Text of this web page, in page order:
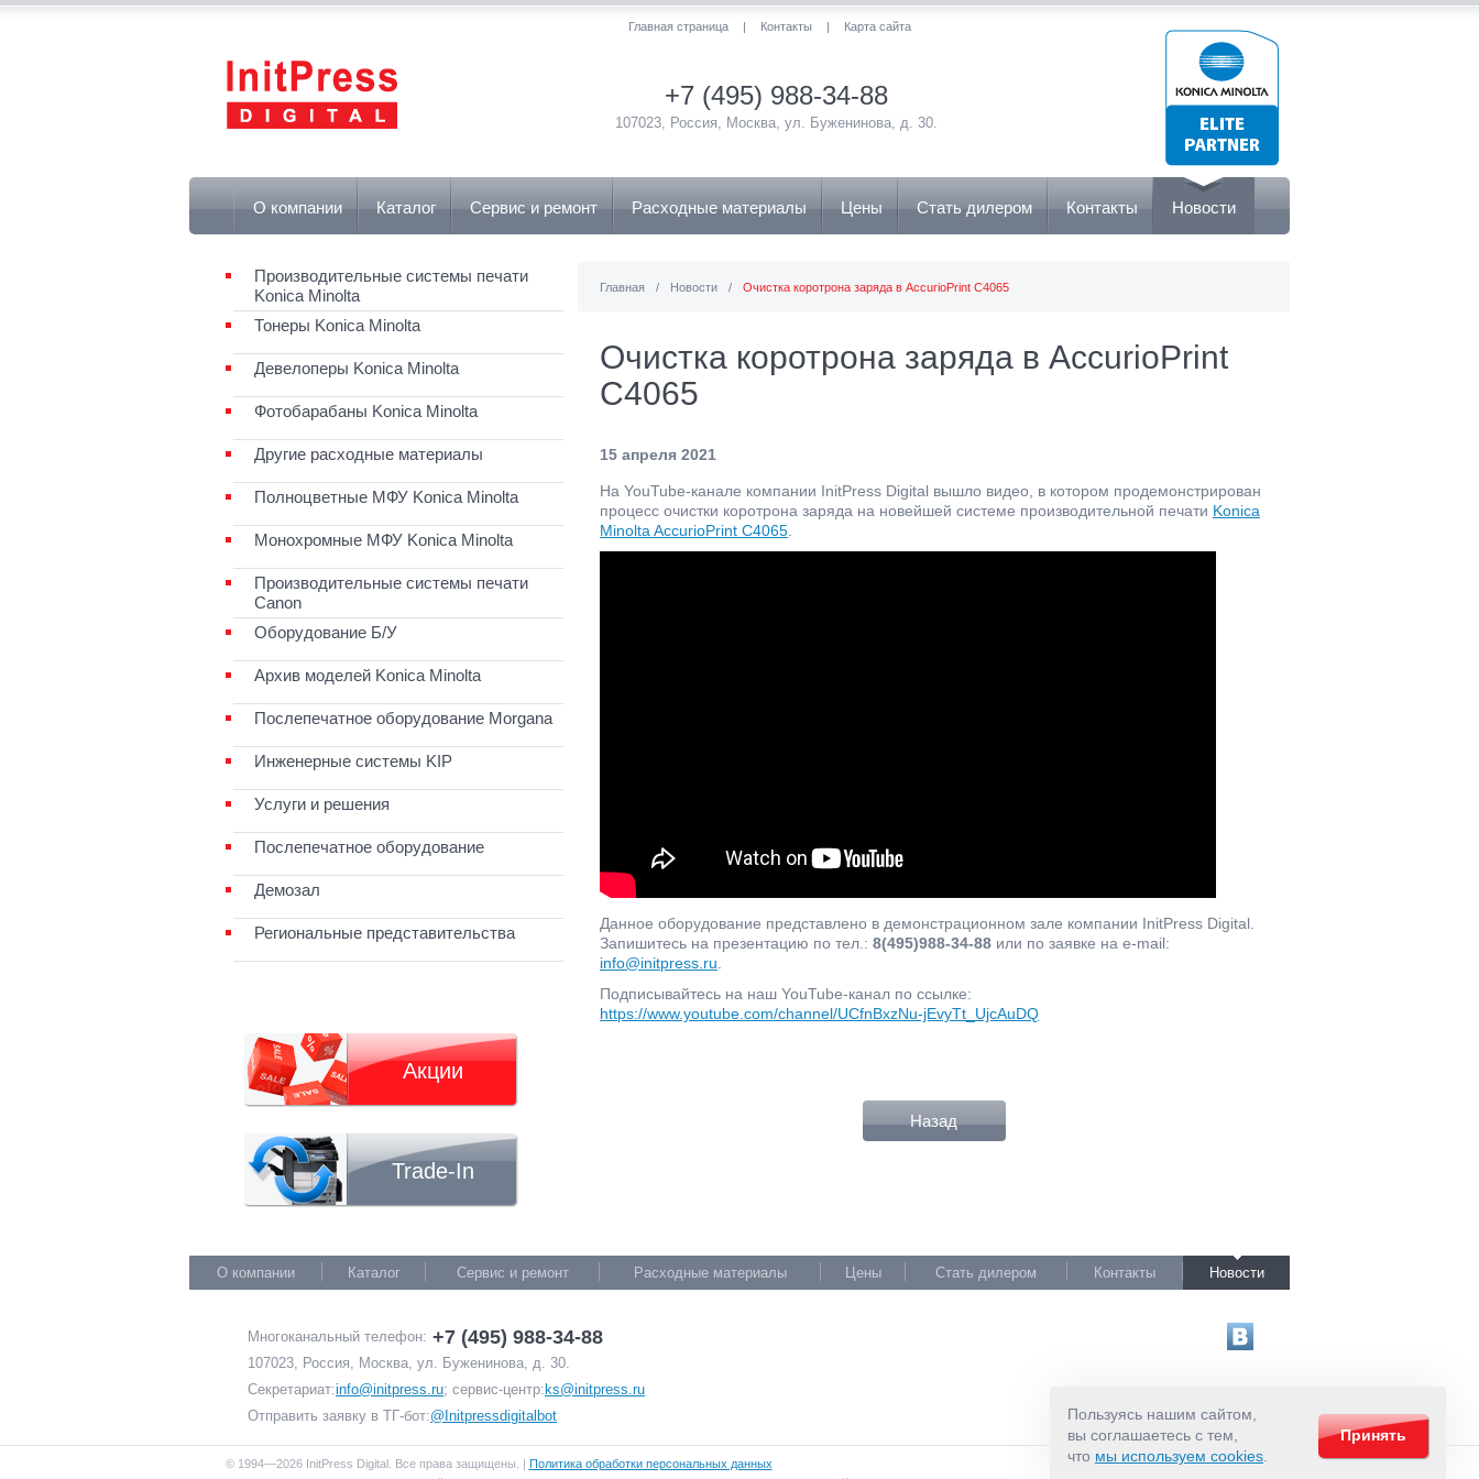
Главная страница | Контакты | Карта сайта
+7 (495) 988-34-88
107023, Россия, Москва, ул. Буженинова, д. 30.
О компании Каталог Сервис и ремонт Расходные материалы Цены Стать дилером Контакты Новости
Главная / Новости / Очистка коротрона заряда в AccurioPrint C4065
Очистка коротрона заряда в AccurioPrint
C4065
15 апреля 2021
На YouTube-канале компании InitPress Digital вышло видео, в котором продемонстрирован
процесс очистки коротрона заряда на новейшей системе производительной печати Konica
Minolta AccurioPrint C4065
Данное оборудование представлено в демонстрационном зале компании InitPress Digital.
Запишитесь на презентацию по тел.: 8(495)988-34-88 или по заявке на e-mail:
info@initpress.ru
Подписывайтесь на наш YouTube-канал по ссылке:
https://www.youtube.com/channel/UCfnBxzNu-jEvyTt_UjcAuDQ
Назад
Производительные системы печати
Konica Minolta
Тонеры Konica Minolta
Девелоперы Konica Minolta
Фотобарабаны Konica Minolta
Другие расходные материалы
Полноцветные МФУ Konica Minolta
Монохромные МФУ Konica Minolta
Производительные системы печати
Canon
Оборудование Б/У
Архив моделей Konica Minolta
Послепечатное оборудование Morgana
Инженерные системы KIP
Услуги и решения
Послепечатное оборудование
Демозал
Региональные представительства
Акции
Trade-In
О компании Каталог Сервис и ремонт Расходные материалы Цены Стать дилером Контакты Новости
Многоканальный телефон: +7 (495) 988-34-88
107023, Россия, Москва, ул. Буженинова, д. 30.
Секретариат:info@initpress.ru; сервис-центр: ks@initpress.ru
Отправить заявку в ТГ-бот:@Initpressdigitalbot
© 1994—2026 InitPress Digital. Все права защищены. | Политика обработки персональных данных
Пользуясь нашим сайтом,
вы соглашаетесь с тем,
что мы используем cookies
Принять